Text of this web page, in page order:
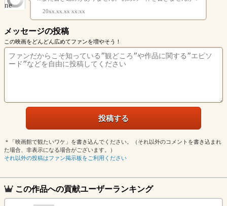
20xx.xx.xx xx:xx
メッセージの投稿
この映画をどんどん広めてファンを増やそう！
＊「映画館で観たいワケ」を書き込んでください。（それ以外のコメントを書き込まれ
た場合、非表示になる場合がございます。）
それ以外の投稿はファン掲示板をご利用ください
この作品への貢献ユーザーランキング